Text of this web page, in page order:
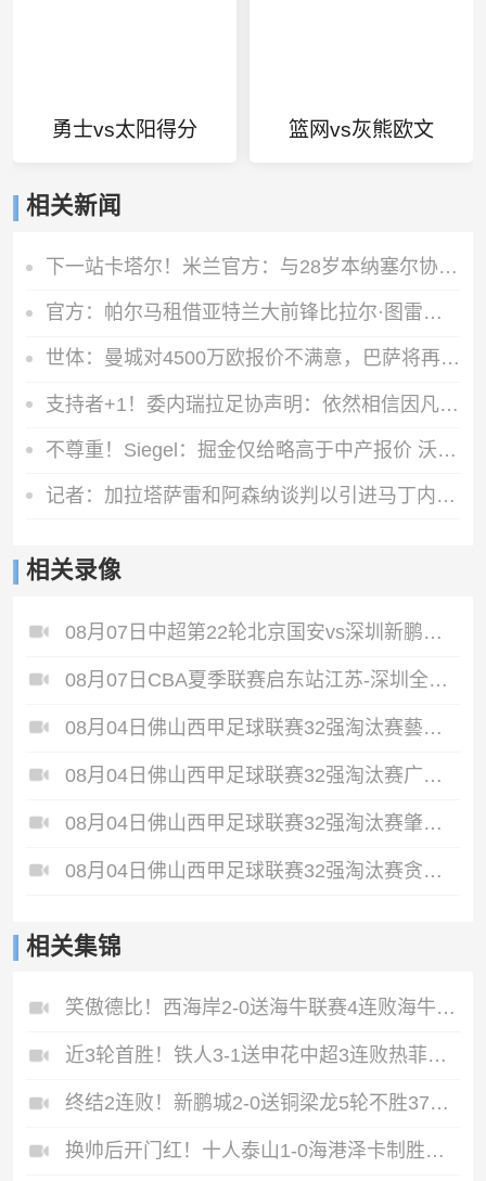
勇士vs太阳得分 篮网vs灰熊欧文
相关新闻
下一站卡塔尔！米兰官方：与28岁本纳塞尔协商一致解约
官方：帕尔马租借亚特兰大前锋比拉尔·图雷，租期至2027年6月
世体：曼城对4500万欧报价不满意，巴萨将再次报价罗德里
支持者+1！委内瑞拉足协声明：依然相信因凡蒂诺有能力领导FIFA
不尊重！Siegel：掘金仅给略高于中产报价 沃特森已一脚迈出大门
记者：加拉塔萨雷和阿森纳谈判以引进马丁内利，球员合同明夏到期
相关录像
08月07日中超第22轮北京国安vs深圳新鹏城全场录像
08月07日CBA夏季联赛启东站江苏-深圳全场录像
08月04日佛山西甲足球联赛32强淘汰赛藝品高國際VS湛江狂狼·粵辉能源全场录像
08月04日佛山西甲足球联赛32强淘汰赛广东西南建设VS香港圣徒全场录像
08月04日佛山西甲足球联赛32强淘汰赛肇庆恒骏成VS三七互娱全场录像
08月04日佛山西甲足球联赛32强淘汰赛贪玩游戏VS美的薪火全场录像
相关集锦
笑傲德比！西海岸2-0送海牛联赛4连败海牛仍垫底西海岸升至第二
近3轮首胜！铁人3-1送申花中超3连败热菲尼奥双响邦本宜裕传射
终结2连败！新鹏城2-0送铜梁龙5轮不胜37岁姜至鹏破门韦斯利建功
换帅后开门红！十人泰山1-0海港泽卡制胜于金永扑点海港三球被吹